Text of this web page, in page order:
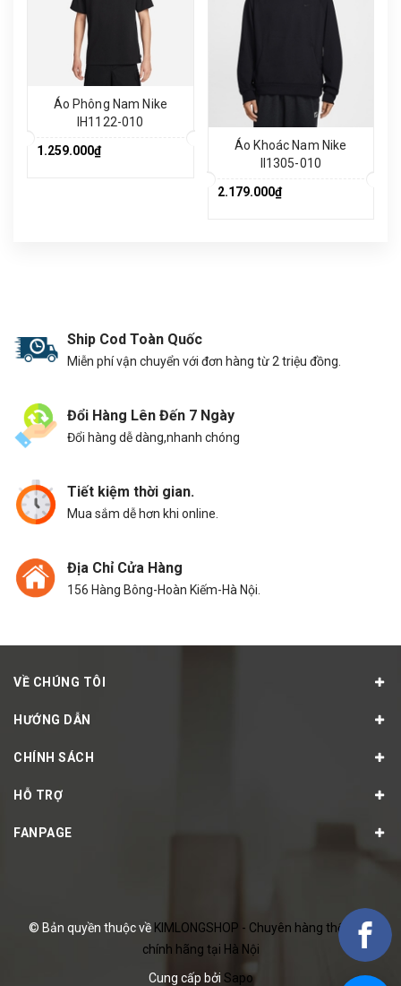
Áo Phông Nam Nike
IH1122-010
1.259.000₫
Áo Khoác Nam Nike
II1305-010
2.179.000₫
Ship Cod Toàn Quốc
Miễn phí vận chuyển với đơn hàng từ 2 triệu đồng.
Đổi Hàng Lên Đến 7 Ngày
Đổi hàng dễ dàng,nhanh chóng
Tiết kiệm thời gian.
Mua sắm dễ hơn khi online.
Địa Chỉ Cửa Hàng
156 Hàng Bông-Hoàn Kiếm-Hà Nội.
VỀ CHÚNG TÔI
HƯỚNG DẪN
CHÍNH SÁCH
HỖ TRỢ
FANPAGE
© Bản quyền thuộc về KIMLONGSHOP - Chuyên hàng thể thao
chính hãng tại Hà Nội
Cung cấp bởi Sapo